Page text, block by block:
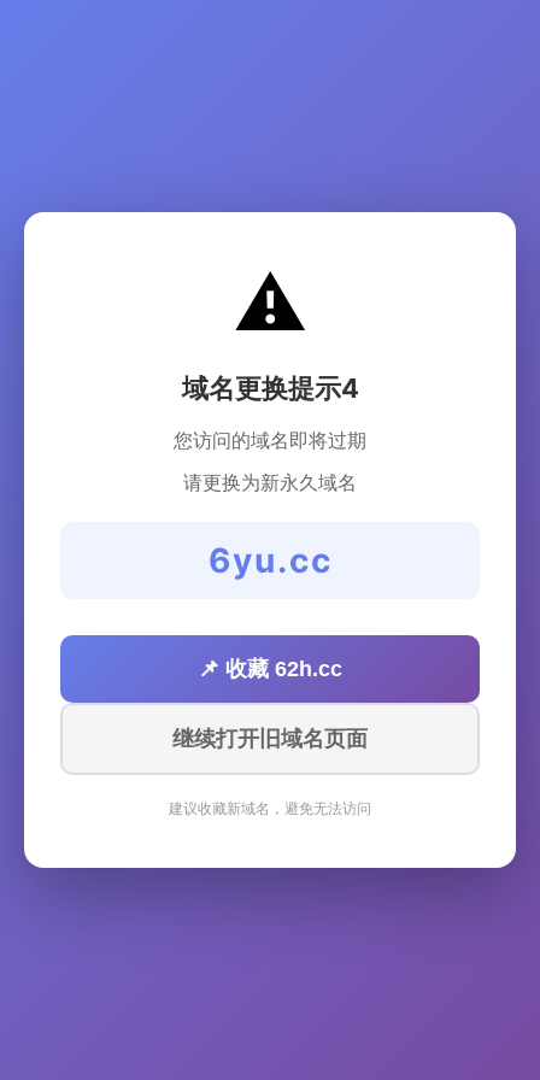
⚠️
域名更换提示4
您访问的域名即将过期
请更换为新永久域名
6yu.cc
📌 收藏 62h.cc
继续打开旧域名页面
建议收藏新域名，避免无法访问